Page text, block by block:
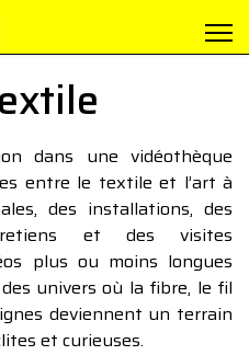
dans une vidéothèque
entre le textile et l’art à
des installations, des
et des visites
plus ou moins longues
univers où la fibre, le fil
deviennent un terrain
et curieuses.